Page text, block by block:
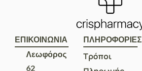
ΕΠΙΚΟΙΝΩΝΙΑ
Λεωφόρος
62
ΠΛΗΡΟΦΟΡΙΕΣ
Τρόποι